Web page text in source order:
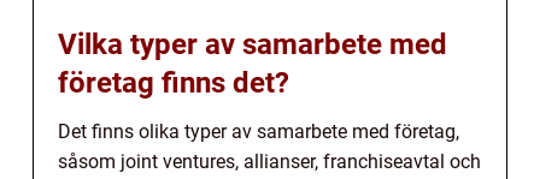
Vilka typer av samarbete med
företag finns det?
Det finns olika typer av samarbete med företag,
såsom joint ventures, allianser, franchiseavtal och